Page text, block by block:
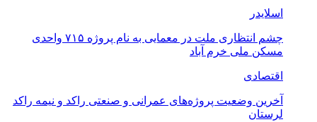
اسلایدر
چشم انتظاری ملت در معمایی به نام پروژه ۷۱۵ واحدی
مسکن ملی خرم آباد
اقتصادی
آخرین وضعیت پروژه‌های عمرانی و صنعتی راکد و نیمه راکد
لرستان